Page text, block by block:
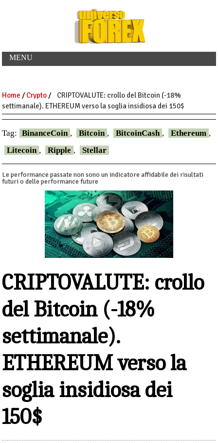
MENU
Home / Crypto /
CRIPTOVALUTE: crollo del Bitcoin (-18%
settimanale). ETHEREUM verso la soglia insidiosa dei 150$
Tag: BinanceCoin , Bitcoin , BitcoinCash , Ethereum ,
Litecoin , Ripple , Stellar
Le performance passate non sono un indicatore affidabile dei risultati
futuri o delle performance future
CRIPTOVALUTE: crollo
del Bitcoin (-18%
settimanale).
ETHEREUM verso la
soglia insidiosa dei
150$